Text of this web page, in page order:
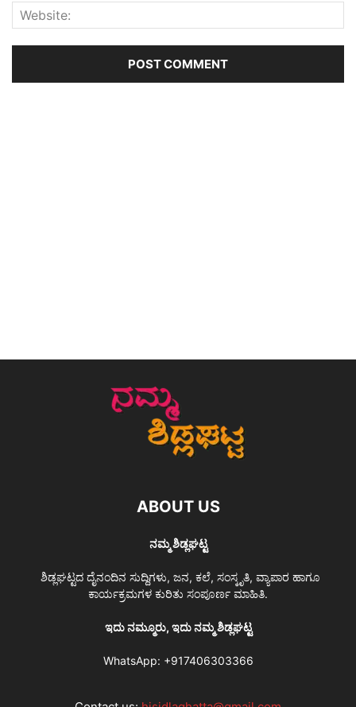
ABOUT US
ನಮ್ಮ ಶಿಡ್ಲಘಟ್ಟ
ಶಿಡ್ಲಘಟ್ಟದ ದೈನಂದಿನ ಸುದ್ದಿಗಳು, ಜನ, ಕಲೆ, ಸಂಸ್ಕೃತಿ, ವ್ಯಾಪಾರ ಹಾಗೂ
ಕಾರ್ಯಕ್ರಮಗಳ ಕುರಿತು ಸಂಪೂರ್ಣ ಮಾಹಿತಿ.
ಇದು ನಮ್ಮೂರು, ಇದು ನಮ್ಮ ಶಿಡ್ಲಘಟ್ಟ
WhatsApp: +917406303366